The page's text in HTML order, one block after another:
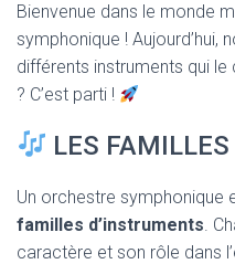
Bienvenue dans le monde
symphonique ! Aujourd’hui,
différents instruments qui
? C’est parti !
LES
Un orchestre symphonique
familles d’instruments.
caractère et son rôle dans